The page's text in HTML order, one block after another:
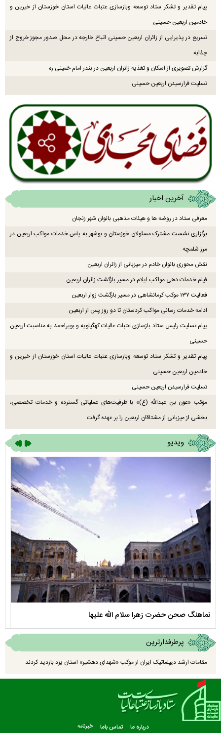
پیام تقدیر و تشکر ستاد توسعه وبازسازی عتبات عالیات استان خوزستان از خیرین و
خادمین اربعین حسینی
تسریع در پذیرایی از زائران اربعین حسینی اتباع خارجه در محل صدور مجوز خروج از
چذابه
گزارش تصویری از اسکان و تغذیه زائران اربعین در بندر امام خمینی ره
تسلیت فرارسیدن اربعین حسینی
آخرین اخبار
معرفی ستاد در روضه ها و هیئات مذهبی بانوان شهر زنجان
برگزاری نشست مشترک مسئولان خوزستان و بوشهر به پاس خدمات مواکب اربعین در
مرز شلمچه
نقش محوری بانوان خادم در میزبانی از زائران اربعین
فیلم خدمات دهی مواکب ایلام در مسیر بازگشت زائران اربعین
فعالیت ۱۳۷ موکب کرمانشاهی در مسیر بازگشت زوار اربعین
ادامه خدمات رسانی مواکب کردستان تا دو روز پس از اربعین
پیام تسلیت رئیس ستاد بازسازی عتبات عالیات کهگیلویه و بویراحمد به مناسبت اربعین
حسینی
پیام تقدیر و تشکر ستاد توسعه وبازسازی عتبات عالیات استان خوزستان از خیرین و
خادمین اربعین حسینی
تسلیت فرارسیدن اربعین حسینی
موکب «عون بن عبدالله (ع)» با ظرفیت‌های عملیاتی گسترده و خدمات تخصصی،
بخشی از میزبانی از مشتاقان اربعین را بر عهده گرفت
ویدیو
نماهنگ صحن حضرت زهرا سلام الله علیها
پرطرفدارترین
مقامات ارشد دیپلماتیک ایران از موکب «شهدای دهشیر» استان یزد بازدید کردند
درباره ما تماس باما خبرنامه